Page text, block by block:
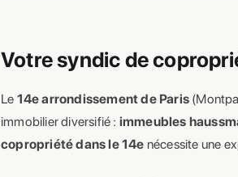
Votre syndic de
Le 14e arrondissement de Paris
immobilier diversifié : immeubles
copropriété dans le 14e nécessite une